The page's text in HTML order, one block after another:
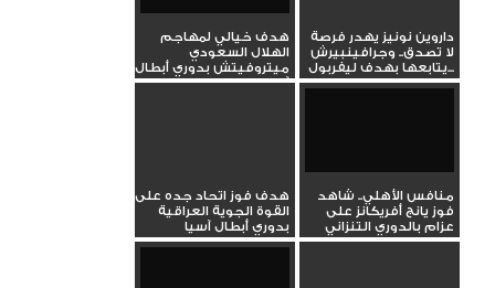
داروين نونيز يهدر فرصة
لا تصدق.. وجرافينبيرش
يتابعها بهدف ليفربول...
هدف خيالي لمهاجم
الهلال السعودي
ميتروفيتش بدوري أبطال
آسيا
منافس الأهلي.. شاهد
فوز يانج أفريكانز على
عزام بالدوري التنزاني
هدف فوز اتحاد جده على
القوة الجوية العراقية
بدوري أبطال آسيا